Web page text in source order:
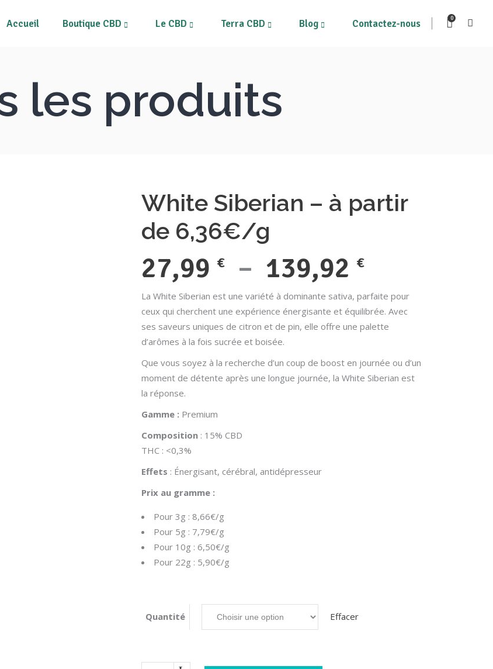
Accueil Boutique CBD
Fleurs CBD
Résines
Tous les produits
Mon compte
Le CBD Terra CBD Blog Contactez-nous 0
alimentaires
Mon Panier
les produits
White Siberian – à partir
de 6,36€/g
27,99 € – 139,92 €Plage
de
prix :
27,99 €
à
La White Siberian est une variété à dominante sativa, parfaite pour
ceux qui cherchent une expérience énergisante et équilibrée. Avec
ses saveurs uniques de citron et de pin, elle offre une palette
d’arômes à la fois sucrée et boisée.
Que vous soyez à la recherche d’un coup de boost en journée ou d’un
moment de détente après une longue journée, la White Siberian est
la réponse.
Gamme : Premium
Composition : 15% CBD
THC : <0,3%
Effets : Énergisant, cérébral, antidépresseur
Prix au gramme :
Pour 3g : 8,66€/g
Pour 5g : 7,79€/g
Pour 10g : 6,50€/g
Pour 22g : 5,90€/g
Quantité Effacer